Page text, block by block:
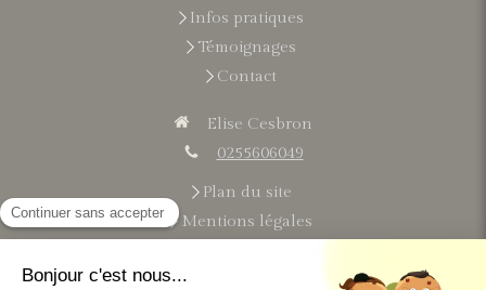
Infos pratiques
Témoignages
Contact
Elise Cesbron
0255606049
Plan du site
Mentions légales
Du